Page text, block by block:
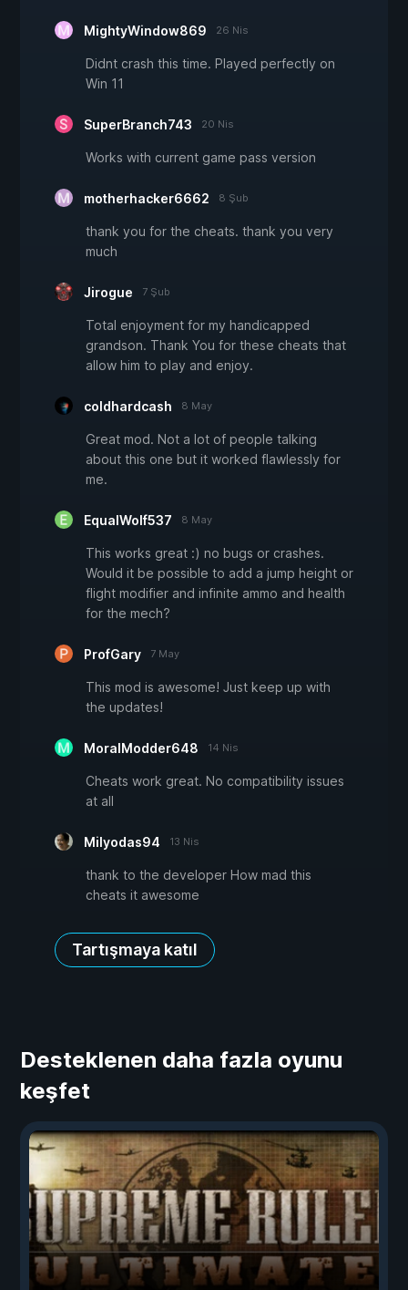
MightyWindow869 26 Nis
Didnt crash this time. Played perfectly on
Win 11
SuperBranch743 20 Nis
Works with current game pass version
motherhacker6662 8 Şub
thank you for the cheats. thank you very
much
Jirogue 7 Şub
Total enjoyment for my handicapped
grandson. Thank You for these cheats that
allow him to play and enjoy.
coldhardcash 8 May
Great mod. Not a lot of people talking
about this one but it worked flawlessly for
me.
EqualWolf537 8 May
This works great :) no bugs or crashes.
Would it be possible to add a jump height or
flight modifier and infinite ammo and health
for the mech?
ProfGary 7 May
This mod is awesome! Just keep up with
the updates!
MoralModder648 14 Nis
Cheats work great. No compatibility issues
at all
Milyodas94 13 Nis
thank to the developer How mad this
cheats it awesome
Tartışmaya katıl
Desteklenen daha fazla oyunu
keşfet